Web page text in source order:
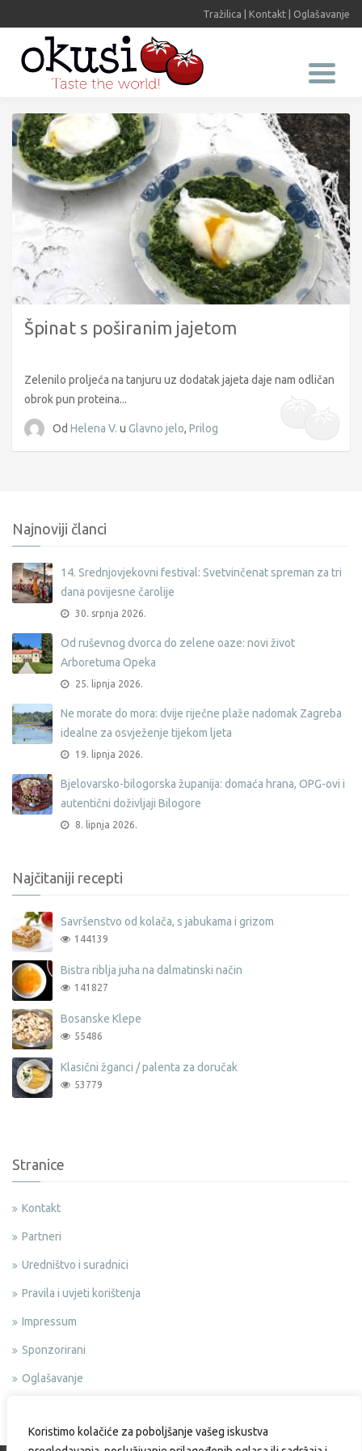
Koristimo kolačiće za poboljšanje vašeg iskustva
Tražilica Kontakt Oglašavanje
Špinat s poširanim jajetom
Zelenilo proljeća na tanjuru uz dodatak jajeta daje nam odličan
obrok pun proteina...
Od Helena V. u Glavno jelo, Prilog
Najnoviji članci
14. Srednjovjekovni festival: Svetvinčenat spreman za tri
dana povijesne čarolije
30. srpnja 2026.
Od ruševnog dvorca do zelene oaze: novi život
Arboretuma Opeka
25. lipnja 2026.
Ne morate do mora: dvije riječne plaže nadomak Zagreba
idealne za osvježenje tijekom ljeta
19. lipnja 2026.
Bjelovarsko-bilogorska županija: domaća hrana, OPG-ovi i
autentični doživljaji Bilogore
8. lipnja 2026.
Najčitaniji recepti
Savršenstvo od kolača, s jabukama i grizom
144139
Bistra riblja juha na dalmatinski način
141827
Bosanske Klepe
55486
Klasični žganci / palenta za doručak
53779
Stranice
Kontakt
Partneri
Uredništvo i suradnici
Pravila i uvjeti korištenja
Impressum
Sponzorirani
Oglašavanje